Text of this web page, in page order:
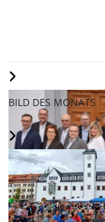
AfD stellt
BILD DES MONATS